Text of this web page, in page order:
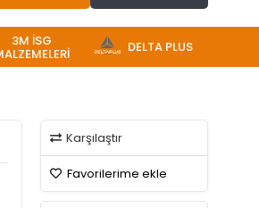
3M İSG DELTA PLUS
Karşılaştır
Favorilerime ekle